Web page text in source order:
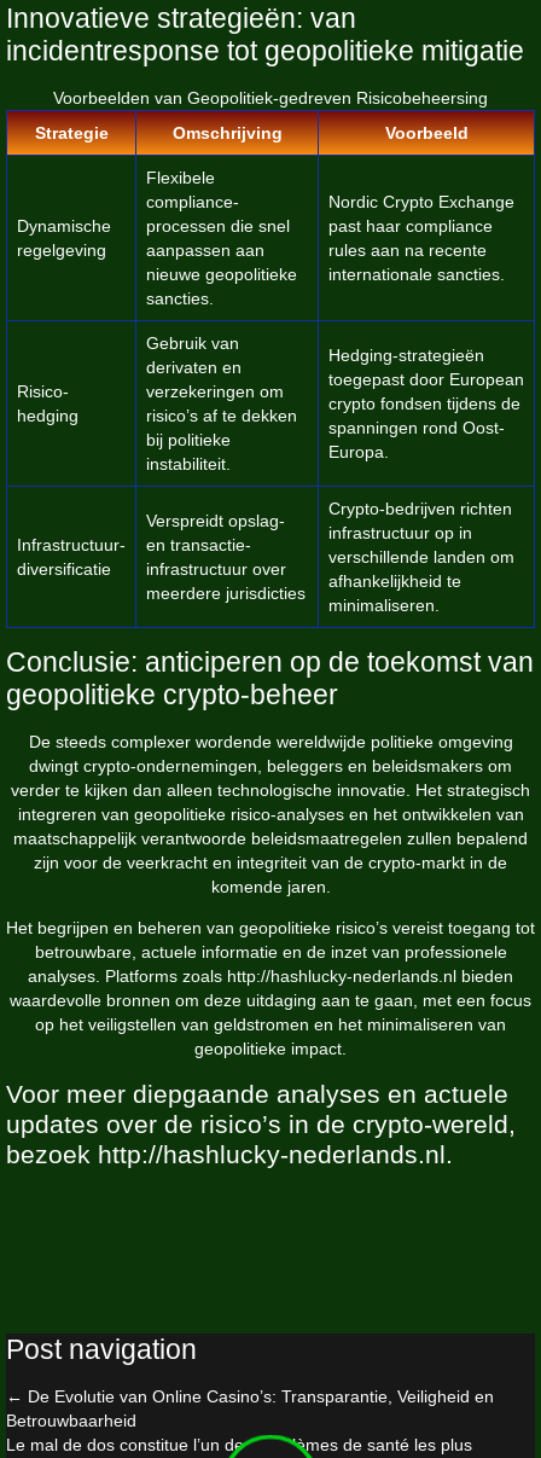
Innovatieve strategieën: van
incidentresponse tot geopolitieke mitigatie
Voorbeelden van Geopolitiek-gedreven Risicobeheersing
Strategie
Omschrijving Voorbeeld
Dynamische
regelgeving
Flexibele
compliance-
processen die snel
aanpassen aan
nieuwe geopolitieke
sancties.
Nordic Crypto Exchange
past haar compliance
rules aan na recente
internationale sancties.
Risico-
hedging
Gebruik van
derivaten en
verzekeringen om
risico’s af te dekken
bij politieke
instabiliteit.
Hedging-strategieën
toegepast door European
crypto fondsen tijdens de
spanningen rond Oost-
Europa.
Infrastructuur-
diversificatie
Verspreidt opslag-
en transactie-
infrastructuur over
meerdere jurisdicties
Crypto-bedrijven richten
infrastructuur op in
verschillende landen om
afhankelijkheid te
minimaliseren.
Conclusie: anticiperen op de toekomst van
geopolitieke crypto-beheer
De steeds complexer wordende wereldwijde politieke omgeving
dwingt crypto-ondernemingen, beleggers en beleidsmakers om
verder te kijken dan alleen technologische innovatie. Het strategisch
integreren van geopolitieke risico-analyses en het ontwikkelen van
maatschappelijk verantwoorde beleidsmaatregelen zullen bepalend
zijn voor de veerkracht en integriteit van de crypto-markt in de
komende jaren.
Het begrijpen en beheren van geopolitieke risico’s vereist toegang tot
betrouwbare, actuele informatie en de inzet van professionele
analyses. Platforms zoals http://hashlucky-nederlands.nl bieden
waardevolle bronnen om deze uitdaging aan te gaan, met een focus
op het veiligstellen van geldstromen en het minimaliseren van
geopolitieke impact.
Voor meer diepgaande analyses en actuele
updates over de risico’s in de crypto-wereld,
bezoek http://hashlucky-nederlands.nl.
Post navigation
← De Evolutie van Online Casino’s: Transparantie, Veiligheid en
Betrouwbaarheid
Le mal de dos constitue l’un des problèmes de santé les plus